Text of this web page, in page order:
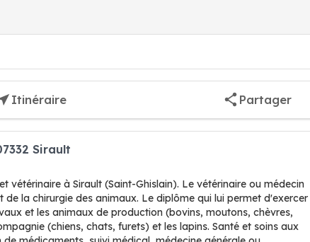
Itinéraire Partager
Sirault
vétérinaire à Sirault (Saint-Ghislain). Le vétérinaire ou médecin
la chirurgie des animaux. Le diplôme qui lui permet d'exercer
et les animaux de production (bovins, moutons, chèvres,
(chiens, chats, furets) et les lapins. Santé et soins aux